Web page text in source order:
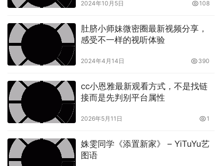
2024年10月5日 108
肚脐小师妹微密圈最新视频分享，
感受不一样的视听体验
2024年4月14日 390
cc小恩雅最新观看方式，不是找链
接而是先判别平台属性
2026年5月11日 1
姝雯同学《添置新家》 – YiTuYu艺
图语